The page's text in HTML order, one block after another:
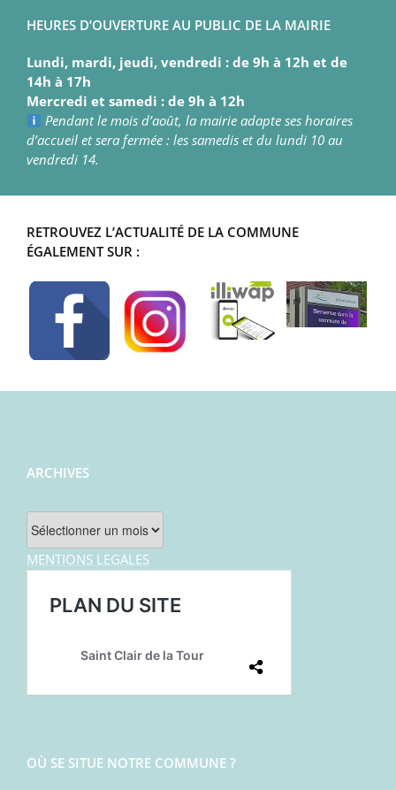
HEURES D’OUVERTURE AU PUBLIC DE LA MAIRIE
Lundi, mardi, jeudi, vendredi : de 9h à 12h et de
14h à 17h
Mercredi et samedi : de 9h à 12h
Pendant le mois d’août, la mairie adapte ses horaires
d’accueil et sera fermée : les samedis et du lundi 10 au
vendredi 14.
RETROUVEZ L’ACTUALITÉ DE LA COMMUNE
ÉGALEMENT SUR :
ARCHIVES
Archives
MENTIONS LEGALES
OÙ SE SITUE NOTRE COMMUNE ?